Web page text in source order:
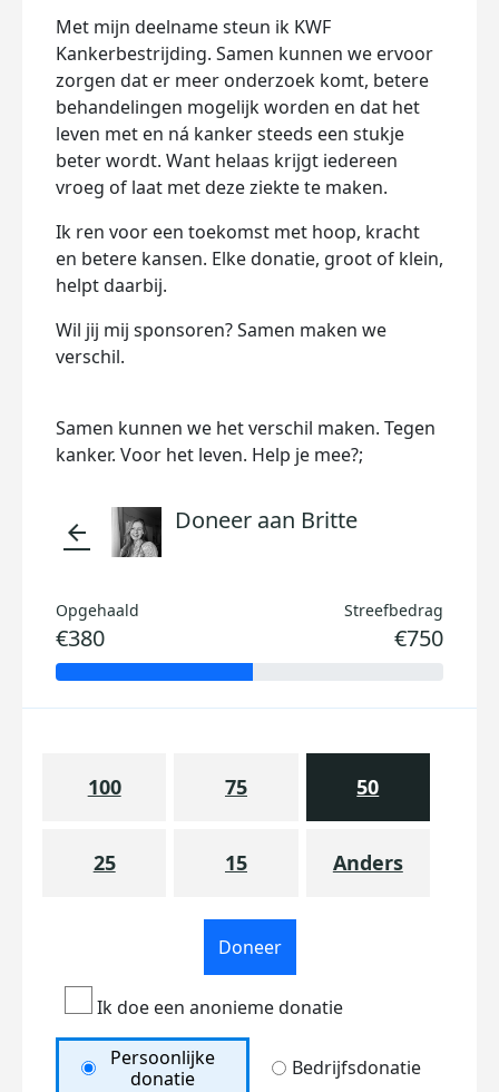
Met mijn deelname steun ik KWF
Kankerbestrijding. Samen kunnen we ervoor
zorgen dat er meer onderzoek komt, betere
behandelingen mogelijk worden en dat het
leven met en ná kanker steeds een stukje
beter wordt. Want helaas krijgt iedereen
vroeg of laat met deze ziekte te maken.
Ik ren voor een toekomst met hoop, kracht
en betere kansen. Elke donatie, groot of klein,
helpt daarbij.
Wil jij mij sponsoren? Samen maken we
verschil.
Samen kunnen we het verschil maken. Tegen
kanker. Voor het leven. Help je mee?;
arrow_back Doneer aan Britte
Opgehaald
€380
Streefbedrag
€750
100 75 50
25 15 Anders
Doneer
Ik doe een anonieme donatie
Persoonlijke
donatie
Bedrijfsdonatie